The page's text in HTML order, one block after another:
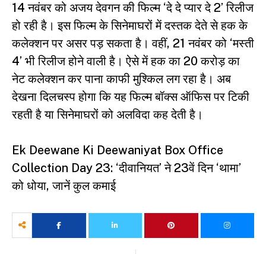
14 नवंबर को अजय देवगन की फिल्म ‘दे दे प्यार दे 2’ रिलीज
हो रही है। इस फिल्म के सिनेमाघरों में दस्तक देते से हक के
कलेक्शन पर असर पड़ सकता है। वहीं, 21 नवंबर को ‘मस्ती
4’ भी रिलीज होने वाली है। ऐसे में हक का 20 करोड़ का
नेट कलेक्शन कर पाना काफी मुश्किल लग रहा है। अब
देखना दिलचस्प होगा कि यह फिल्म बॉक्स ऑफिस पर टिकी
रहती है या सिनेमाघरों को अलविदा कह देती है।
Ek Deewane Ki Deewaniyat Box Office
Collection Day 23: ‘दीवानियत’ ने 23वें दिन ‘थामा’
को धोया, जानें कुल कमाई